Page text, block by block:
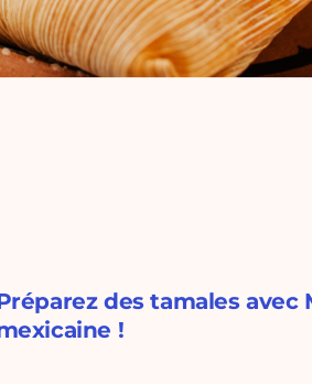
des tamales
!